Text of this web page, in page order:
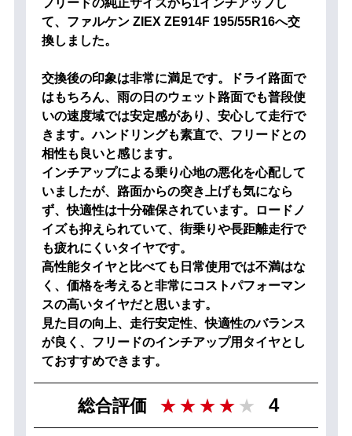
フリードの純正サイズから1インチアップし
て、ファルケン ZIEX ZE914F 195/55R16へ交
換しました。
交換後の印象は非常に満足です。ドライ路面で
はもちろん、雨の日のウェット路面でも普段使
いの速度域では安定感があり、安心して走行で
きます。ハンドリングも素直で、フリードとの
相性も良いと感じます。
インチアップによる乗り心地の悪化を心配して
いましたが、路面からの突き上げも気になら
ず、快適性は十分確保されています。ロードノ
イズも抑えられていて、街乗りや長距離走行で
も疲れにくいタイヤです。
高性能タイヤと比べても日常使用では不満はな
く、価格を考えると非常にコストパフォーマン
スの高いタイヤだと思います。
見た目の向上、走行安定性、快適性のバランス
が良く、フリードのインチアップ用タイヤとし
ておすすめできます。
総合評価 4